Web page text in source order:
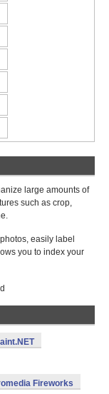
large amounts of
such as crop,
easily label
you to index your
Fireworks